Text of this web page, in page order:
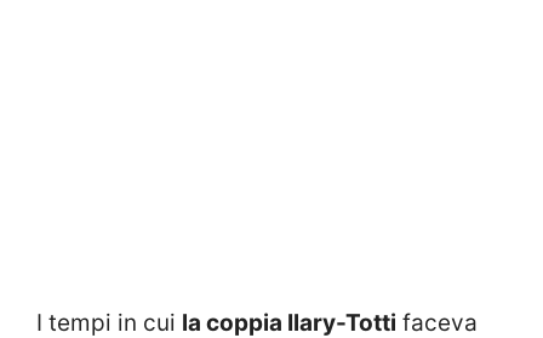
I tempi in cui la coppia Ilary-Totti faceva